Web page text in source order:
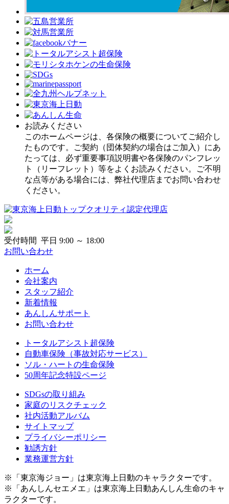
お読みください
このホームページは、各保険の概要についてご紹介し
たものです。ご契約（団体契約の場合はご加入）にあ
たっては、必ず重要事項説明書や各保険のパンフレッ
ト（リーフレット）等をよくお読みください。ご不明
な点等がある場合には、弊社代理店までお問い合わせ
ください。
受付時間 平日 9:00 ～ 18:00
お問い合わせ
ホーム
会社案内
スタッフ紹介
新着情報
あんしんサポート
お問い合わせ
トータルアシスト超保険
自動車保険（事故対応サービス）
ソル・ハートの生命保険
50周年記念特設ページ
SDGsの取り組み
家庭のリスクチェック
社内活動アルバム
サイトマップ
プライバシーポリシー
勧誘方針
業務運営方針
※「東京海ジョー」は東京海上日動のキャラクターです。
※「あんしんセエメエ」は東京海上日動あんしん生命のキャ
ラクターです。